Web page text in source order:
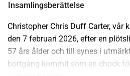
Insamlingsberättelse
Christopher Chris Duff Carter, vår
den 7 februari 2026, efter en
57 års ålder och till synes i
bortgång kommit som en chock